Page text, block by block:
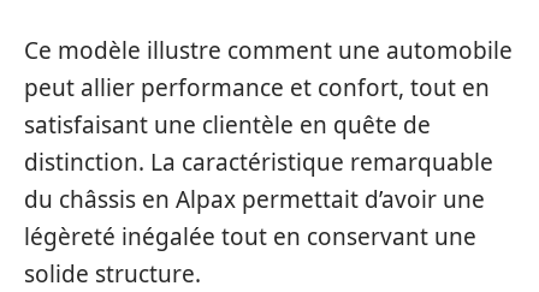
Ce modèle illustre comment une automobile
peut allier performance et confort, tout en
satisfaisant une clientèle en quête de
distinction. La caractéristique remarquable
du châssis en Alpax permettait d’avoir une
légèreté inégalée tout en conservant une
solide structure.